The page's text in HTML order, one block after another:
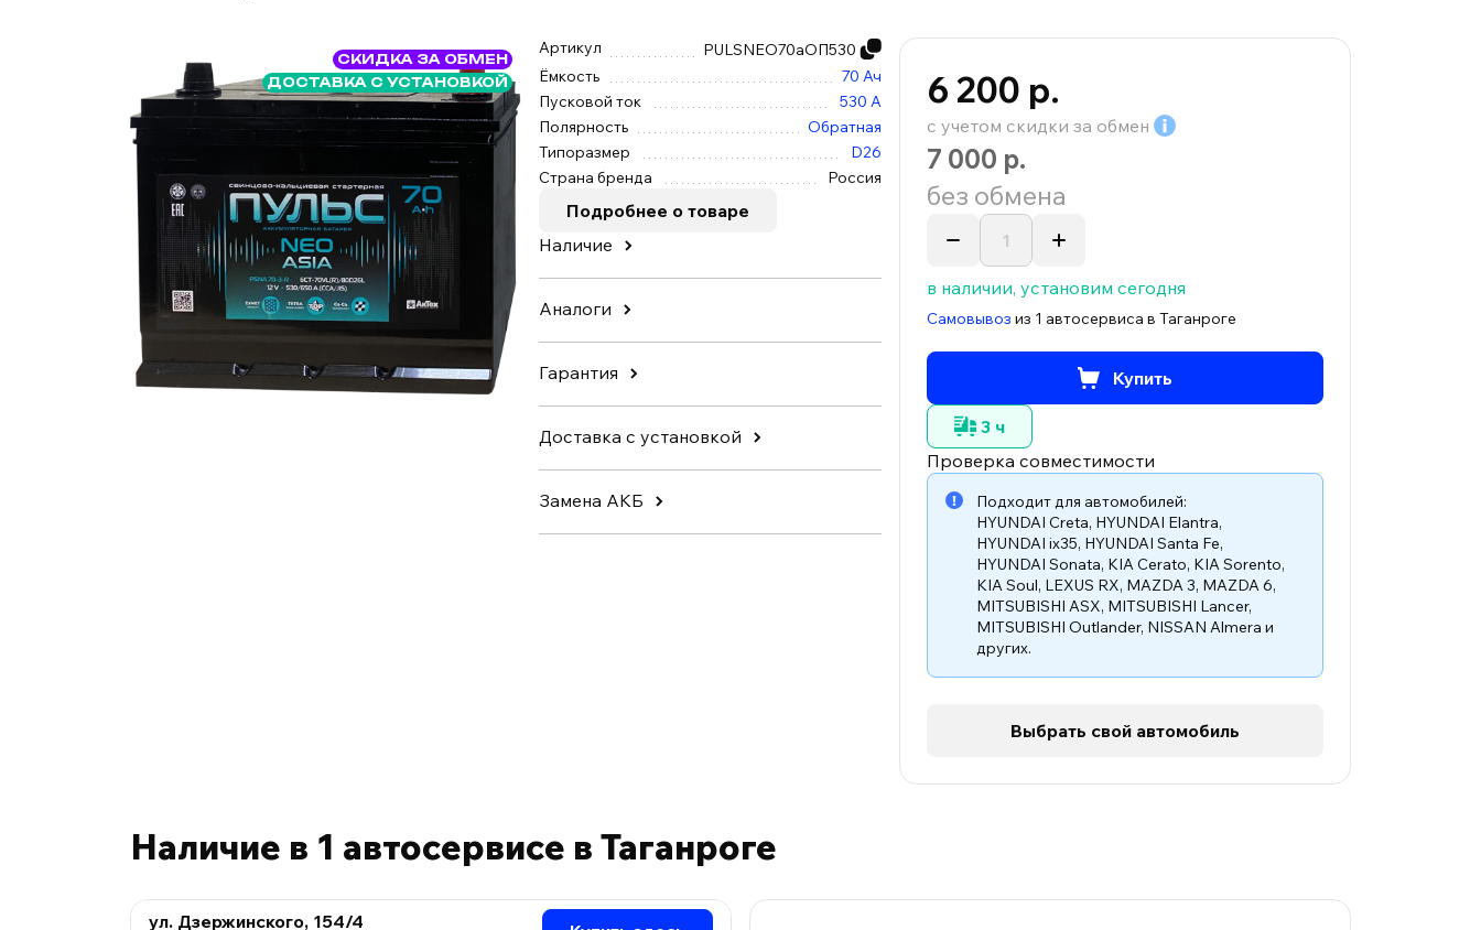
СКИДКА ЗА ОБМЕН
ДОСТАВКА С УСТАНОВКОЙ
Артикул
PULSNEO70аОП530
Ёмкость
70 Ач
Пусковой ток
530 А
Полярность
Обратная
Типоразмер
D26
Страна бренда
Россия
Подробнее о товаре
Наличие
Аналоги
Гарантия
Доставка с установкой
Замена АКБ
6 200 р.
с учетом скидки за обмен
7 000 р.
без обмена
в наличии, установим сегодня
Самовывоз из 1 автосервиса в Таганроге
Купить
3 ч
Проверка совместимости
Подходит для автомобилей:
HYUNDAI Creta, HYUNDAI Elantra,
HYUNDAI ix35, HYUNDAI Santa Fe,
HYUNDAI Sonata, KIA Cerato, KIA Sorento,
KIA Soul, LEXUS RX, MAZDA 3, MAZDA 6,
MITSUBISHI ASX, MITSUBISHI Lancer,
MITSUBISHI Outlander, NISSAN Almera и
других.
Выбрать свой автомобиль
Наличие в 1 автосервисе в Таганроге
ул. Дзержинского, 154/4